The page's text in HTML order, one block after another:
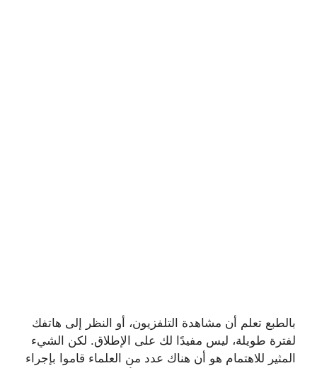
بالطبع تعلم أن مشاهدة التلفزيون، أو النظر إلى هاتفك
لفترة طويلة، ليس مفيدًا لك على الإطلاق. لكن الشيء
المثير للاهتمام هو أن هناك عدد من العلماء قاموا بإجراء